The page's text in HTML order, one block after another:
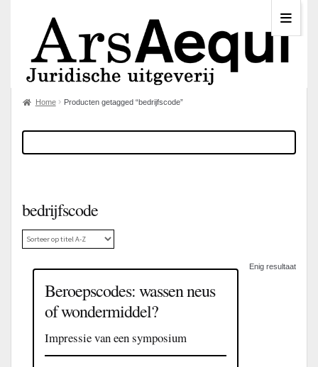
Home Producten getagged “bedrijfscode”
bedrijfscode
Enig resultaat
Beroepscodes: wassen neus
of wondermiddel?
Impressie van een symposium